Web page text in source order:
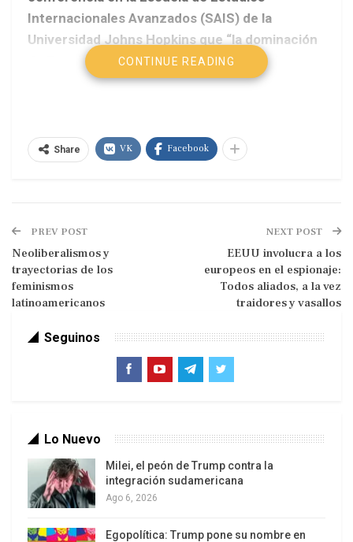
Internacionales Avanzados (SAIS) de la
Universidad Johns Hopkins que “la dominación
de Estados Unidos que tras la Guerra Fría
determinaba la agenda internacional, ha
Añadió que “ninguna de las potencias mundiales
puede alcanzar la hegemonía mundial en las
condiciones actuales, por lo que Estados Unidos
debe elegir mejor los conflictos en los que va a
participar ya que las consecuencias de un error
La supremacía estadounidense y sus imperativos
geoestratégicos” (1.997), considerada la Biblia
geoestratégica de la Casa Blanca así como el
libro de cabecera de las sucesivas generaciones
de geoestrategas y politólogos, habría levantado
CONTINUE READING
Share VK Facebook
PREV POST
Neoliberalismos y
trayectorias de los
feminismos
latinoamericanos
NEXT POST
EEUU involucra a los
europeos en el espionaje:
Todos aliados, a la vez
traidores y vasallos
Seguinos
Lo Nuevo
Milei, el peón de Trump contra la
integración sudamericana
Ago 6, 2026
Egopolítica: Trump pone su nombre en